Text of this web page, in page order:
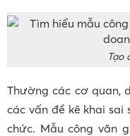
Tạo
Thường các cơ quan,
các vấn đề kê khai
chức. Mẫu công văn